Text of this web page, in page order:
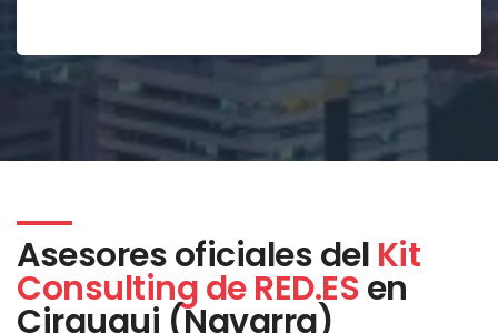
Asesores oficiales del Kit
Consulting de RED.ESen
Cirauqui (Navarra)